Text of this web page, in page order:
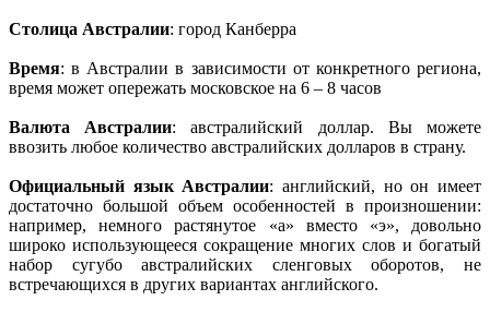
Столица Австралии: город Канберра
Время: в Австралии в зависимости от конкретного региона,
время может опережать московское на 6 – 8 часов
Валюта Австралии: австралийский доллар. Вы можете
ввозить любое количество австралийских долларов в страну.
Официальный язык Австралии: английский, но он имеет
достаточно большой объем особенностей в произношении:
например, немного растянутое «а» вместо «э», довольно
широко использующееся сокращение многих слов и богатый
набор сугубо австралийских сленговых оборотов, не
встречающихся в других вариантах английского.